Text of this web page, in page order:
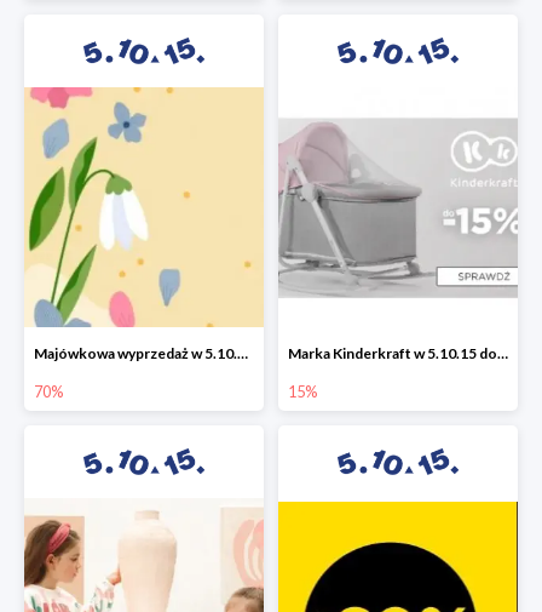
Majówkowa wyprzedaż w 5.10.15 do -70%
70%
Marka Kinderkraft w 5.10.15 do -15%
15%